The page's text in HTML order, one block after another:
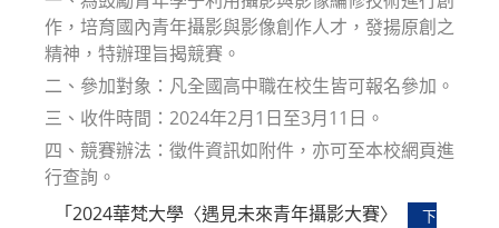
作，培育國內青年攝影與影像創作人才，發揚原創之
精神，特辦理旨揭競賽。
二、參加對象：凡全國高中職在校生皆可報名參加。
三、收件時間：2024年2月1日至3月11日。
四、競賽辦法：徵件資訊如附件，亦可至本校網頁進
行查詢。
「2024華梵大學〈遇見未來青年攝影大賽〉
下